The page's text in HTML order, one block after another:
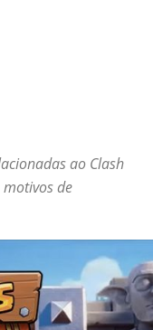
ao Clash
motivos de